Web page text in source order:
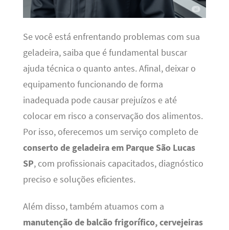
Se você está enfrentando problemas com sua
geladeira, saiba que é fundamental buscar
ajuda técnica o quanto antes. Afinal, deixar o
equipamento funcionando de forma
inadequada pode causar prejuízos e até
colocar em risco a conservação dos alimentos.
Por isso, oferecemos um serviço completo de
conserto de geladeira em Parque São Lucas
SP, com profissionais capacitados, diagnóstico
preciso e soluções eficientes.
Além disso, também atuamos com a
manutenção de balcão frigorífico, cervejeiras